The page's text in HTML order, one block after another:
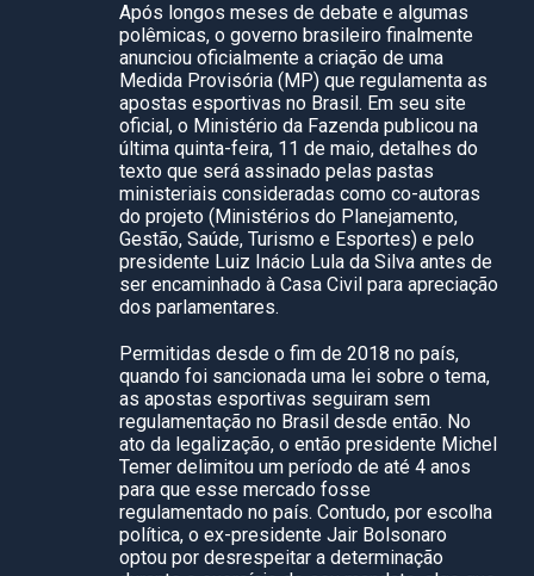
Após longos meses de debate e algumas
polêmicas, o governo brasileiro finalmente
anunciou oficialmente a criação de uma
Medida Provisória (MP) que regulamenta as
apostas esportivas no Brasil. Em seu site
oficial, o Ministério da Fazenda publicou na
última quinta-feira, 11 de maio, detalhes do
texto que será assinado pelas pastas
ministeriais consideradas como co-autoras
do projeto (Ministérios do Planejamento,
Gestão, Saúde, Turismo e Esportes) e pelo
presidente Luiz Inácio Lula da Silva antes de
ser encaminhado à Casa Civil para apreciação
dos parlamentares.
Permitidas desde o fim de 2018 no país,
quando foi sancionada uma lei sobre o tema,
as apostas esportivas seguiram sem
regulamentação no Brasil desde então. No
ato da legalização, o então presidente Michel
Temer delimitou um período de até 4 anos
para que esse mercado fosse
regulamentado no país. Contudo, por escolha
política, o ex-presidente Jair Bolsonaro
optou por desrespeitar a determinação